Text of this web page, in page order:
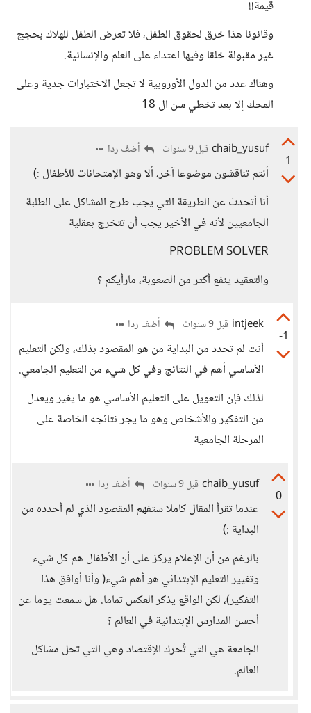
قيمة!!
وقانونا هذا خرق لحقوق الطفل، فلا تعرض الطفل للهلاك بحجج
غير مقبولة خلقا وفيها اعتداء على العلم والإنسانية.
وهناك عدد من الدول الأوروبية لا تجعل الاختبارات جدية وعلى
المحك إلا بعد تخطي سن ال 18
1
chaib_yusuf قبل 9 سنوات أضف ردا
أنتم تناقشون موضوعا آخر، ألا وهو الإمتحانات للأطفال :)
أنا أتحدث عن الطريقة التي يجب طرح المشاكل على الطلبة
الجامعيين لأنه في الأخير يجب أن تتخرج بعقلية
PROBLEM SOLVER
والتعقيد ينفع أكثر من الصعوبة، مارأيكم ؟
-1
intjeek قبل 9 سنوات أضف ردا
أنت لم تحدد من البداية من هو المقصود بذلك، ولكن التعليم
الأساسي أهم في النتائج وفي كل شيء من التعليم الجامعي.
لذلك فإن التعويل على التعليم الأساسي هو ما يغير ويعدل
من التفكير والأشخاص وهو ما يجر نتائجه الخاصة على
المرحلة الجامعية
0
chaib_yusuf قبل 9 سنوات أضف ردا
عندما تقرأ المقال كاملا ستفهم المقصود الذي لم أحدده من
البداية :)
بالرغم من أن الإعلام يركز على أن الأطفال هم كل شيء
وتغيير التعليم الإبتدائي هو أهم شيء( وأنا أوافق هذا
التفكير)، لكن الواقع يذكر العكس تماما. هل سمعت يوما عن
أحسن المدارس الإبتدائية في العالم ؟
الجامعة هي التي تُحرك الإقتصاد وهي التي تحل مشاكل
العالم.